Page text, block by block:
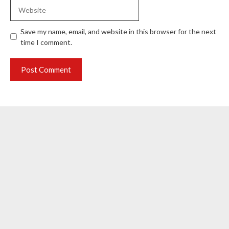
Save my name, email, and website in this browser for the next
time I comment.